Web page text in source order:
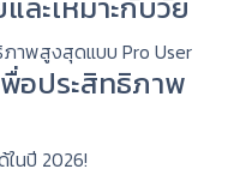
อประสิทธิภาพ